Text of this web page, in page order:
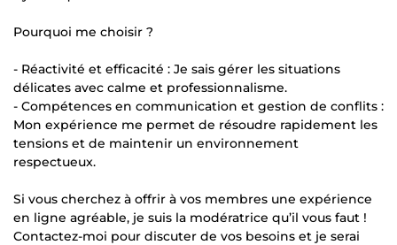
Pourquoi me choisir ?
- Réactivité et efficacité : Je sais gérer les situations
délicates avec calme et professionnalisme.
- Compétences en communication et gestion de conflits :
Mon expérience me permet de résoudre rapidement les
tensions et de maintenir un environnement
respectueux.
Si vous cherchez à offrir à vos membres une expérience
en ligne agréable, je suis la modératrice qu’il vous faut !
Contactez-moi pour discuter de vos besoins et je serai